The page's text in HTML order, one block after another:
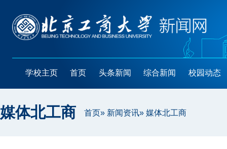
学校主页 首页 头条新闻 综合新闻 校园动态
媒体北工商 首页» 新闻资讯» 媒体北工商